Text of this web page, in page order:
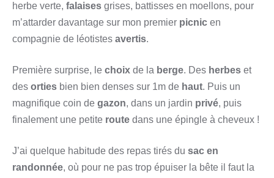
herbe verte, falaises grises, battisses en moellons, pour
m’attarder davantage sur mon premier picnic en
compagnie de léotistes avertis.
Première surprise, le choix de la berge. Des herbes et
des orties bien bien denses sur 1m de haut. Puis un
magnifique coin de gazon, dans un jardin privé, puis
finalement une petite route dans une épingle à cheveux !
J’ai quelque habitude des repas tirés du sac en
randonnée, où pour ne pas trop épuiser la bête il faut la